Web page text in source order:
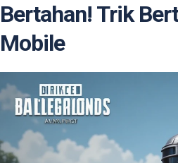
Bertahan! Trik
Mobile